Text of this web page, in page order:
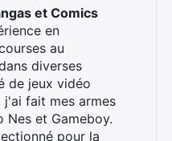
et Comics
en
au
diverses
de jeux vidéo
j'ai fait mes armes
Nes et Gameboy.
pour la